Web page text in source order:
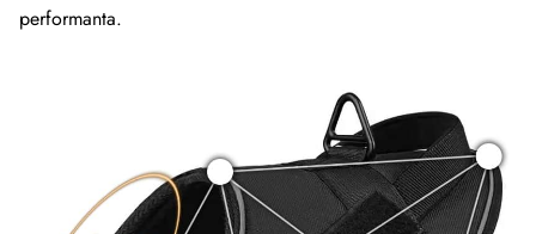
performanta.